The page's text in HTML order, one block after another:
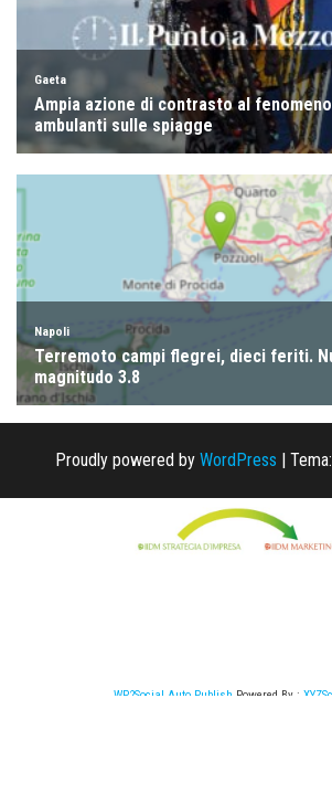
Proudly powered by WordPress Tema:
WP2Social Auto Publish Powered By :